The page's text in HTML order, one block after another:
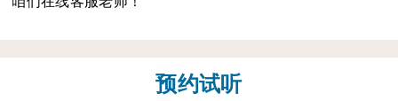
预约试听